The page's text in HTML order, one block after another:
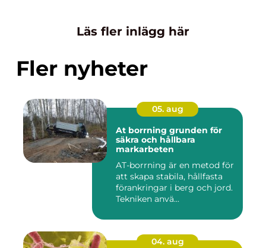
Läs fler inlägg här
Fler nyheter
05. aug
At borrning grunden för
säkra och hållbara
markarbeten
AT-borrning är en metod för
att skapa stabila, hållfasta
förankringar i berg och jord.
Tekniken anvä...
04. aug